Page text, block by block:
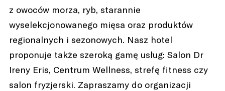
z owoców morza, ryb, starannie
wyselekcjonowanego mięsa oraz produktów
regionalnych i sezonowych. Nasz hotel
proponuje także szeroką gamę usług: Salon Dr
Ireny Eris, Centrum Wellness, strefę fitness czy
salon fryzjerski. Zapraszamy do organizacji